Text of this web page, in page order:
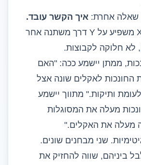
שאלה אחרת: איך הקשר עובד.
הוא שואל אם X משפיע על Y דרך משתנה אחר
לא חלוקה לקבוצות.
ממתן יישמע ככה: "האם
החונכות לאקלים שונה אצל
ותיקות." מתווך יישמע
מעלה את המסוגלות
מעלה את האקלים."
שני מבחנים שונים.
ביניהם, שווה להחזיק את